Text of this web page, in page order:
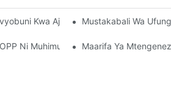
Kwa Ajili Ya Uendelevu
Mustakabali Wa
Ni Muhimu Kwa Biashara Yako
Maarifa Ya